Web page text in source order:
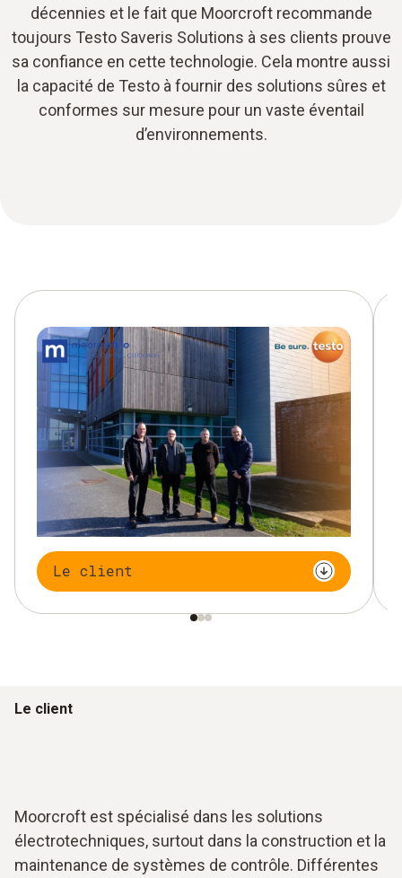
décennies et le fait que Moorcroft recommande
toujours Testo Saveris Solutions à ses clients prouve
sa confiance en cette technologie. Cela montre aussi
la capacité de Testo à fournir des solutions sûres et
conformes sur mesure pour un vaste éventail
d’environnements.
Le client
Le client
Moorcroft est spécialisé dans les solutions
électrotechniques, surtout dans la construction et la
maintenance de systèmes de contrôle. Différentes